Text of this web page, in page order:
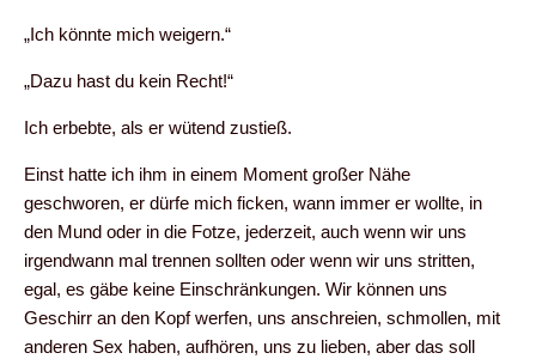
„Ich könnte mich weigern.“
„Dazu hast du kein Recht!“
Ich erbebte, als er wütend zustieß.
Einst hatte ich ihm in einem Moment großer Nähe
geschworen, er dürfe mich ficken, wann immer er wollte, in
den Mund oder in die Fotze, jederzeit, auch wenn wir uns
irgendwann mal trennen sollten oder wenn wir uns stritten,
egal, es gäbe keine Einschränkungen. Wir können uns
Geschirr an den Kopf werfen, uns anschreien, schmollen, mit
anderen Sex haben, aufhören, uns zu lieben, aber das soll